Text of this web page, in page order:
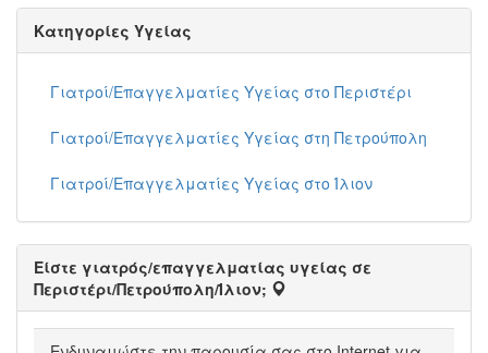
Κατηγορίες Υγείας
Γιατροί/Επαγγελματίες Υγείας στο Περιστέρι
Γιατροί/Επαγγελματίες Υγείας στη Πετρούπολη
Γιατροί/Επαγγελματίες Υγείας στο Ίλιον
Είστε γιατρός/επαγγελματίας υγείας σε
Περιστέρι/Πετρούπολη/Ίλιον;